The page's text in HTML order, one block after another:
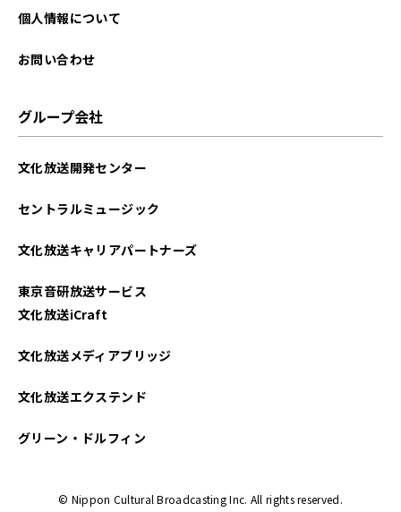
個人情報について
お問い合わせ
グループ会社
文化放送開発センター
セントラルミュージック
文化放送キャリアパートナーズ
東京音研放送サービス
文化放送iCraft
文化放送メディアブリッジ
文化放送エクステンド
グリーン・ドルフィン
© Nippon Cultural Broadcasting Inc. All rights reserved.